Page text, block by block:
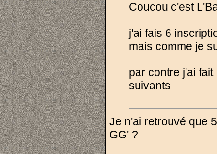
Coucou c'est
j'ai fais 6
mais comme je
par contre j'ai
suivants
Je n'ai retrouvé que
GG' ?